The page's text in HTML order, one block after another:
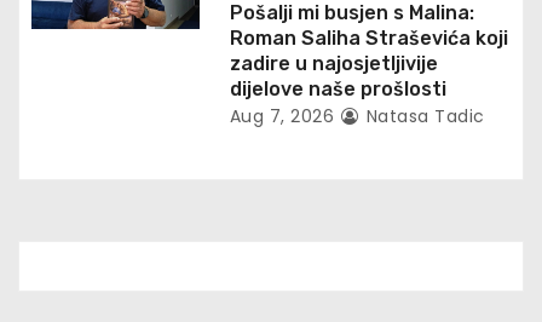
Pošalji mi busjen s Malina:
Roman Saliha Straševića koji
zadire u najosjetljivije
dijelove naše prošlosti
Aug 7, 2026 Natasa Tadic